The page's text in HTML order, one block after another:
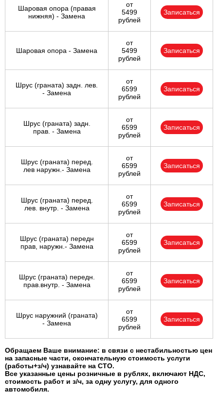
Шаровая опора (правая
нижняя) - Замена
от
5499
рублей
Записаться
Шаровая опора - Замена
от
5499
рублей
Записаться
Шрус (граната) задн. лев.
- Замена
от
6599
рублей
Записаться
Шрус (граната) задн.
прав. - Замена
от
6599
рублей
Записаться
Шрус (граната) перед.
лев наружн.- Замена
от
6599
рублей
Записаться
Шрус (граната) перед.
лев. внутр. - Замена
от
6599
рублей
Записаться
Шрус (граната) передн
прав, наружн.- Замена
от
6599
рублей
Записаться
Шрус (граната) передн.
прав.внутр. - Замена
от
6599
рублей
Записаться
Шрус наружний (граната)
- Замена
от
6599
рублей
Записаться
Обращаем Ваше внимание: в связи с нестабильностью цен
на запасные части, окончательную стоимость услуги
(работы+з/ч) узнавайте на СТО.
Все указанные цены розничные в рублях, включают НДС,
стоимость работ и з/ч, за одну услугу, для одного
автомобиля.